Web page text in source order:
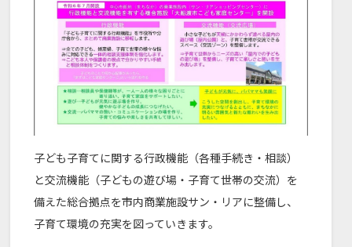
子ども子育てに関する行政機能（各種手続き・相談）
と交流機能（子どもの遊び場・子育て世帯の交流）を
備えた総合拠点を市内商業施設サン・リアに整備し、
子育て環境の充実を図っていきます。